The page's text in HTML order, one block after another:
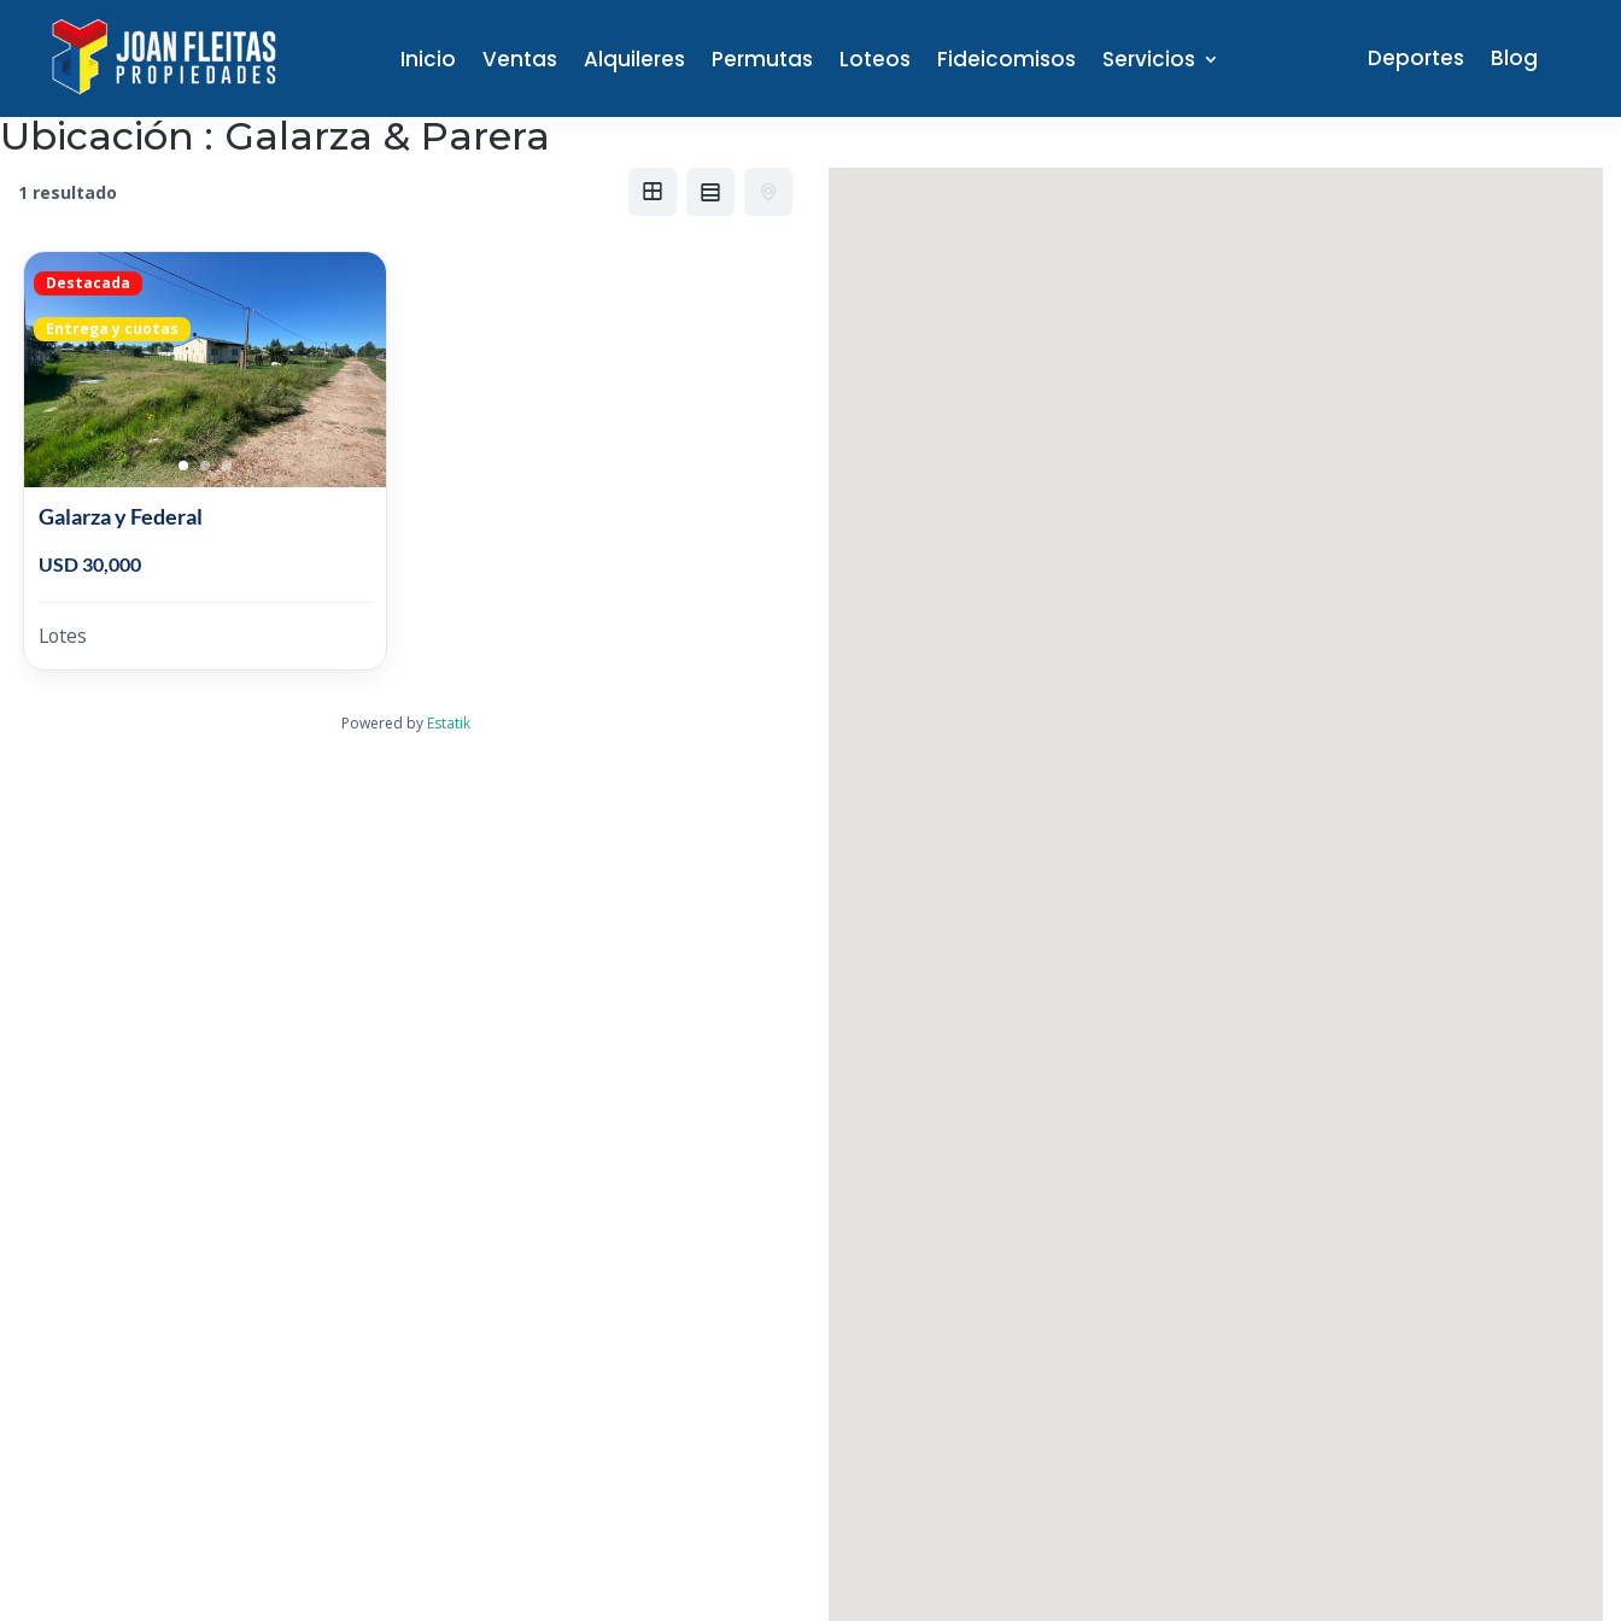
Inicio Ventas Alquileres Permutas Loteos Fideicomisos Servicios Deportes Blog
Ubicación : Galarza & Parera
1 resultado
Destacada
Entrega y cuotas
Galarza y Federal
USD 30,000
Lotes
Powered by Estatik